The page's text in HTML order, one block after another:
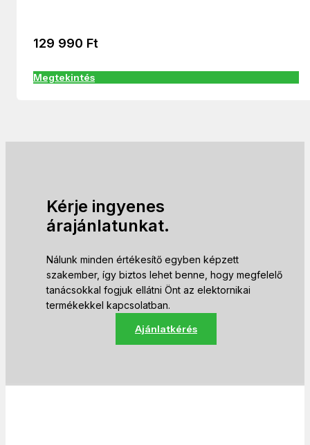
129 990 Ft
Megtekintés
Kérje ingyenes
árajánlatunkat.
Nálunk minden értékesítő egyben képzett
szakember, így biztos lehet benne, hogy megfelelő
tanácsokkal fogjuk ellátni Önt az elektornikai
termékekkel kapcsolatban.
Ajánlatkérés